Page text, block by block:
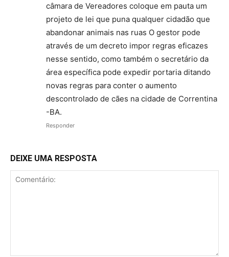
câmara de Vereadores coloque em pauta um
projeto de lei que puna qualquer cidadão que
abandonar animais nas ruas O gestor pode
através de um decreto impor regras eficazes
nesse sentido, como também o secretário da
área específica pode expedir portaria ditando
novas regras para conter o aumento
descontrolado de cães na cidade de Correntina
-BA.
Responder
DEIXE UMA RESPOSTA